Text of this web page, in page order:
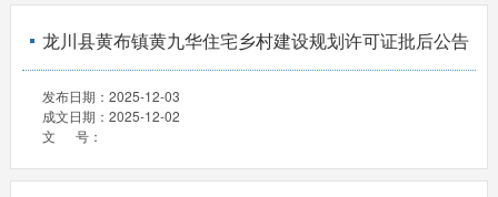
龙川县黄布镇黄九华住宅乡村建设规划许可证批后公告
发布日期： 2025-12-03
成文日期： 2025-12-02
文 号：